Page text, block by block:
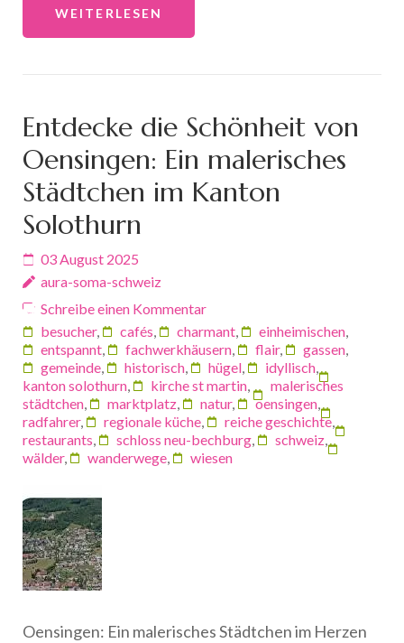
WEITERLESEN
Entdecke die Schönheit von
Oensingen: Ein malerisches
Städtchen im Kanton
Solothurn
03 August 2025
aura-soma-schweiz
Schreibe einen Kommentar
besucher, cafés, charmant, einheimischen,
entspannt, fachwerkhäusern, flair, gassen,
gemeinde, historisch, hügel, idyllisch,
kanton solothurn, kirche st martin,
malerisches
städtchen, marktplatz, natur, oensingen,
radfahrer, regionale küche, reiche geschichte,
restaurants, schloss neu-bechburg, schweiz,
wälder, wanderwege, wiesen
Oensingen: Ein malerisches Städtchen im Herzen